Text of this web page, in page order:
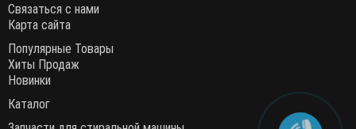
Связаться с нами
Карта сайта
Популярные Товары
Хиты Продаж
Новинки
Каталог